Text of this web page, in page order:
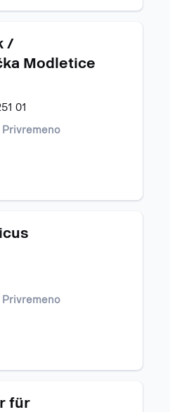
/
Modletice
01
für